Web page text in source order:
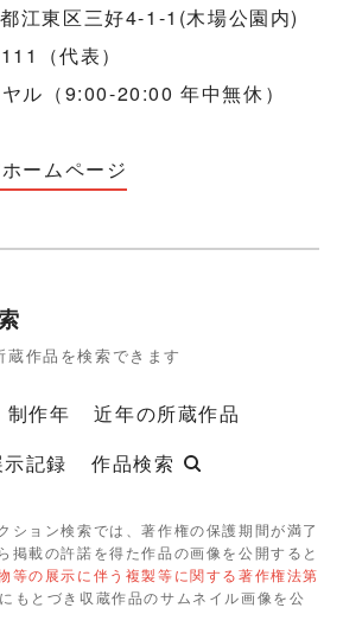
江東区三好4-1-1(木場公園内)
（代表）
ル（9:00-20:00 年中無休）
ームページ
作品を検索できます
制作年
近年の所蔵作品
示記録 作品検索
ション検索では、著作権の保護期間が満了
掲載の許諾を得た作品の画像を公開すると
等の展示に伴う複製等に関する著作権法第
もとづき収蔵作品のサムネイル画像を公